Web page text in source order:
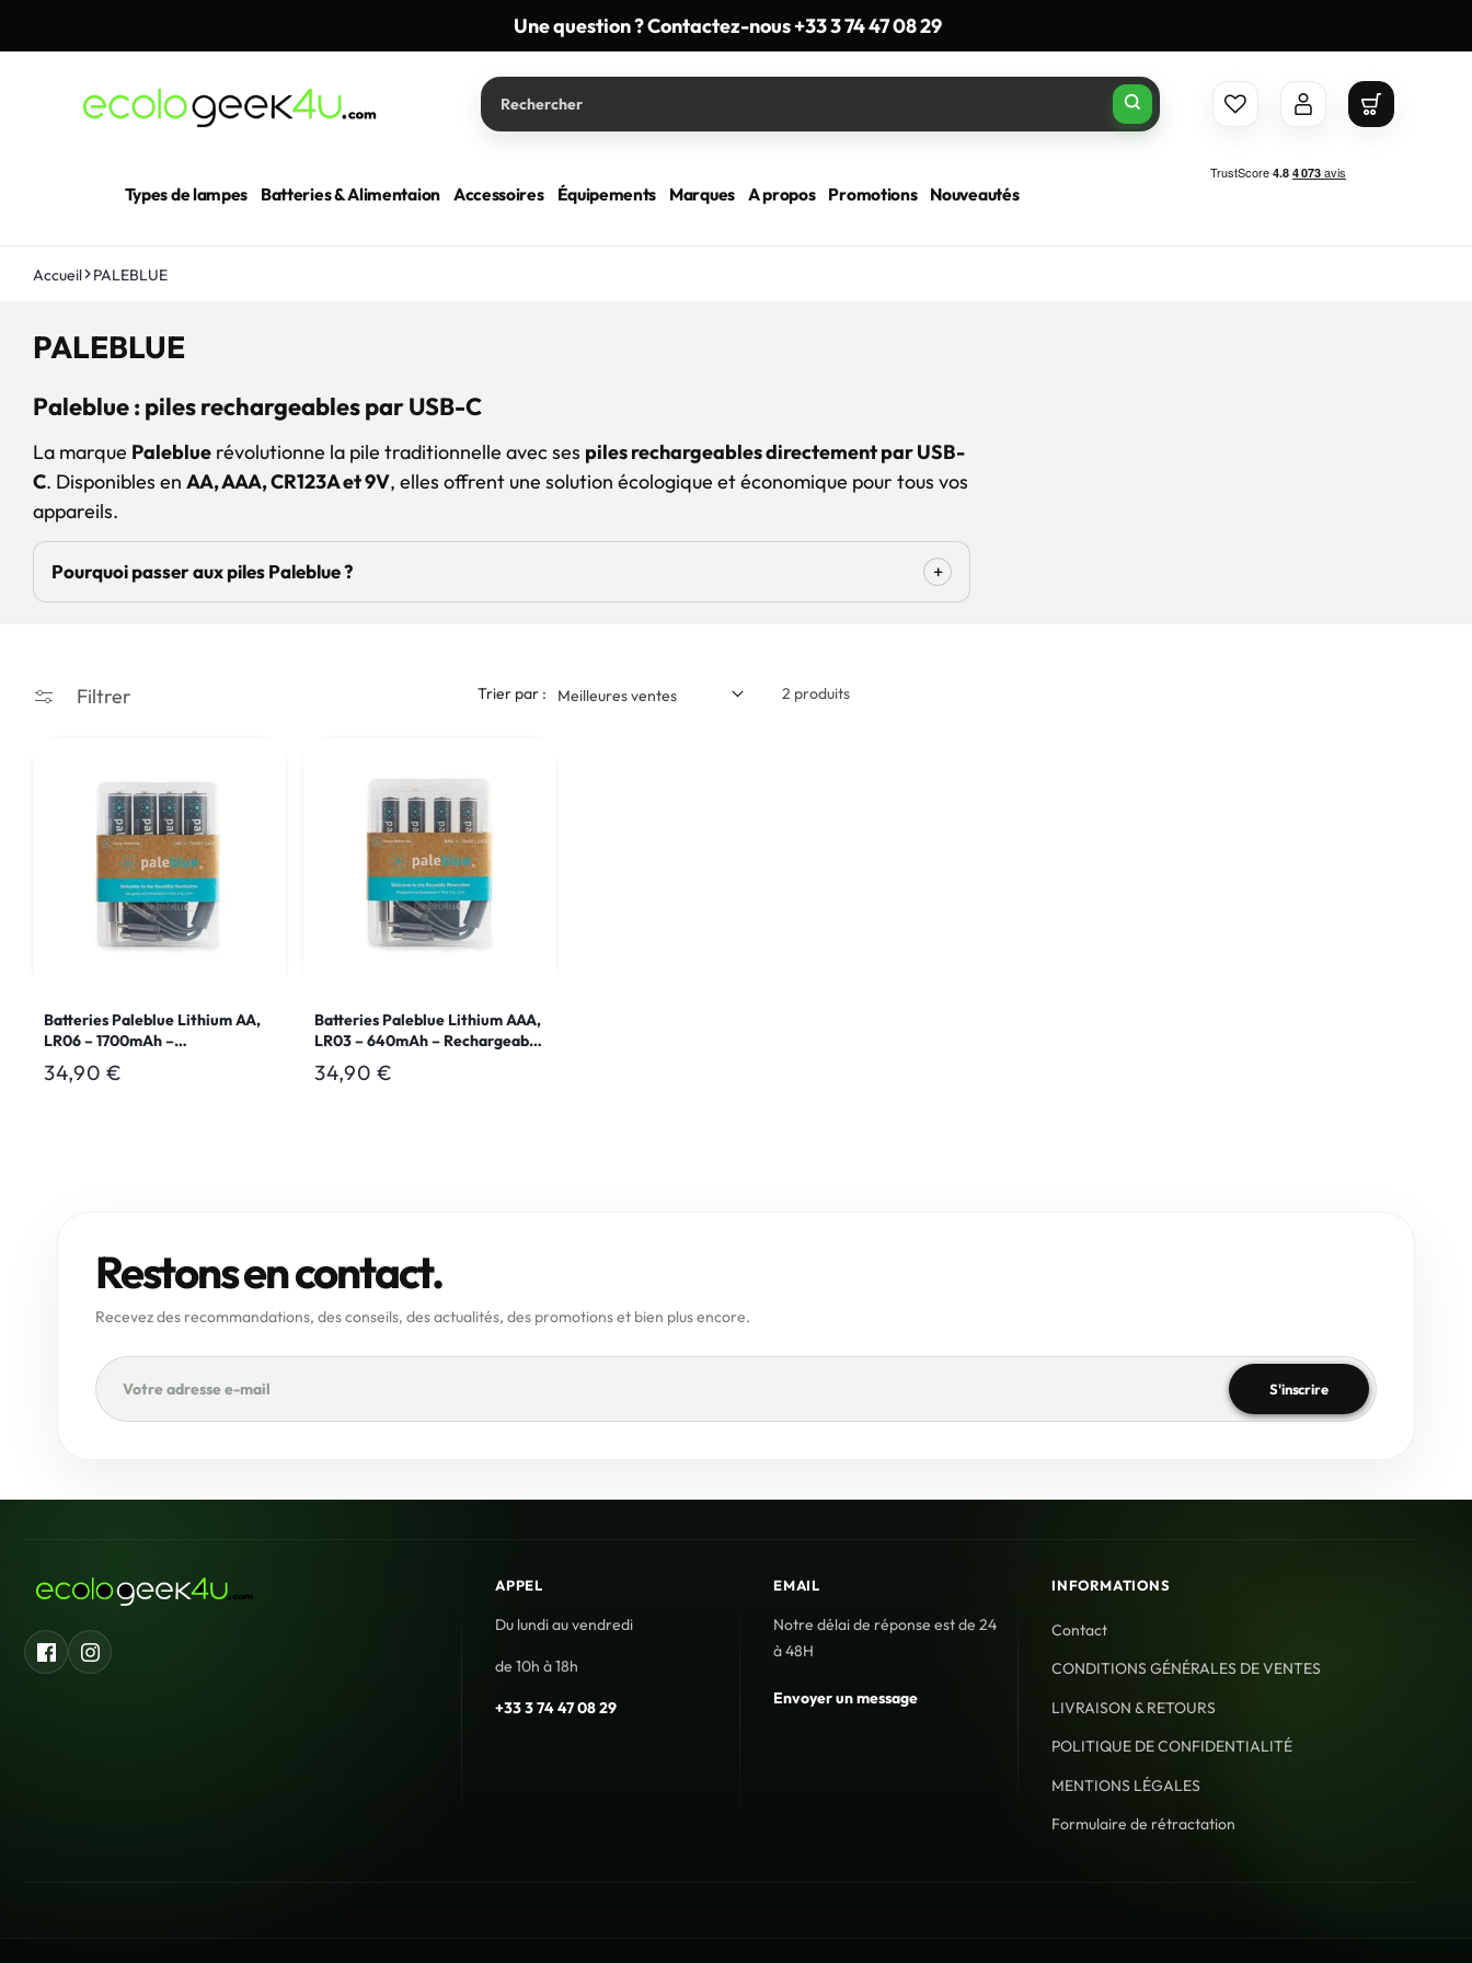
Une question ? Contactez-nous +33 3 74 47 08 29
ECOLOGEEK4U
Connexion Panier
Types de lampes Batteries & Alimentaion Accessoires Équipements Marques A propos Promotions Nouveautés
Accueil PALEBLUE
C
l
l
e
c
t
i
:
PALEBLUE
Paleblue : piles rechargeables par USB-C
La marque Paleblue révolutionne la pile traditionnelle avec ses piles rechargeables directement par USB-
C. Disponibles en AA, AAA, CR123A et 9V, elles offrent une solution écologique et économique pour tous vos
appareils.
Pourquoi passer aux piles Paleblue ? +
Filtrer Trier par : 2 produits
Batteries Paleblue Lithium AA,
LR06 – 1700mAh –
Rechargeable Type-C – 1.5V
Prix
34,90 €
Batteries Paleblue Lithium AAA,
LR03 – 640mAh – Rechargeable
Type-C – 1.5V
Prix
34,90 €
Restons en contact.
Recevez des recommandations, des conseils, des actualités, des promotions et bien plus encore.
S'inscrire
FacebookInstagram
APPEL
Du lundi au vendredi
de 10h à 18h
+33 3 74 47 08 29
EMAIL
Notre délai de réponse est de 24
à 48H
Envoyer un message
INFORMATIONS
Contact
CONDITIONS GÉNÉRALES DE VENTES
LIVRAISON & RETOURS
POLITIQUE DE CONFIDENTIALITÉ
MENTIONS LÉGALES
Formulaire de rétractation